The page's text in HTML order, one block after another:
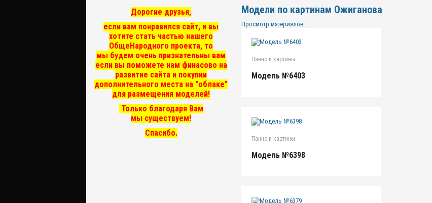
Дорогие друзья,
если вам понравился сайт, и вы
хотите стать частью нашего
ОбщеНародного проекта, то
мы будем очень признательны вам
если вы поможете нам финасово на
развитие сайта и покупки
дополнительного места на "облаке"
для размещения моделей!
Только благодаря Вам
мы существуем!
Спасибо.
Модели по картинам Ожиганова
Просмотр материалов ...
Панно и картины
Модель №6403
Панно и картины
Модель №6398